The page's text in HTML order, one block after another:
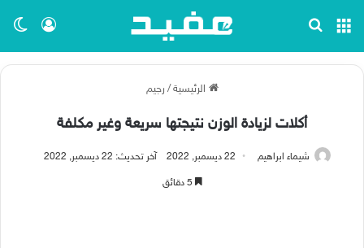
تسجيل القائمة
الرئيسية / رجيم
أكلات لزيادة الوزن نتيجتها سريعة وغير مكلفة
شيماء ابراهيم 22 ديسمبر, 2022 آخر تحديث: 22 ديسمبر, 2022